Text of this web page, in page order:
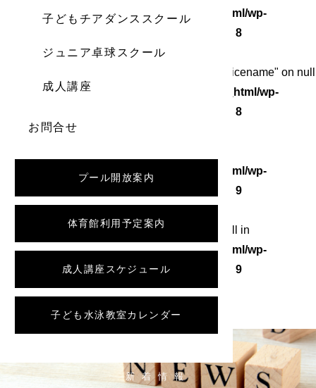
子どもチアダンススクール
ジュニア卓球スクール
成人講座
お問合せ
プール開放案内
体育館利用予定案内
成人講座スケジュール
子ども水泳教室カレンダー
/home/wordstock/numasupo.com/public_html/wp-
8
: Attempt to read property "category_nicename" on null
/home/wordstock/numasupo.com/public_html/wp-
8
/home/wordstock/numasupo.com/public_html/wp-
9
: Attempt to read property "slug" on null in
/home/wordstock/numasupo.com/public_html/wp-
content/themes/numaspo/single.php
9
新着情報